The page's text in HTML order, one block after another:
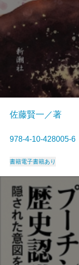
佐藤賢一／著
978-4-10-
書籍電子書籍あり